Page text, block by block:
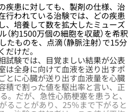
疾患に対しても、製剤の仕様、治
行われている治験では、どの疾患
、培養して数を拡大したミューズ
約1500万個の細胞を収蔵）を希釈
たものを、点滴（静脈注射）で15分
けだ。
験では、目覚ましい結果が公表
は全身に向けて血液を送り出すポ
とに心臓が送り出す血液量を心臓
積で割った値を駆出率と言い、正
。だが、急性心筋梗塞を患うと、
ることがあり、25％まで下がると